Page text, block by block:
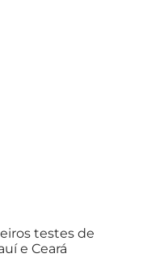
testes de
e Ceará